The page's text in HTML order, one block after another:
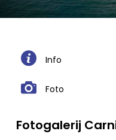
Info
Foto
Fotogalerij